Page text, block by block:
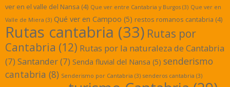
ver en el valle del Nansa (4) Que ver entre Cantabria y Burgos (3) Que ver en
Valle de Miera (3) Qué ver en Campoo (5) restos romanos cantabria (4)
Rutas cantabria (33) Rutas por
Cantabria (12) Rutas por la naturaleza de Cantabria
(7) Santander(7) Senda fluvial del Nansa (5) senderismo
cantabria (8) Senderismo por Cantabria (3) senderos cantabria (3)